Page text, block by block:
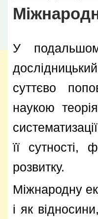
У
суттєво
наукою
її сутності,
розвитку.
Міжнародну
і як